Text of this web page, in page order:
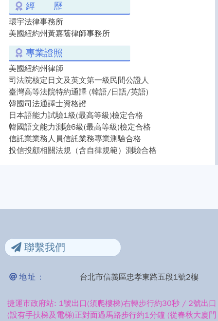
經 歷
環宇法律事務所
美國紐約州黃嘉蔭律師事務所
專業證照
美國紐約州律師
司法院核定日文及英文第一級民間公證人
臺灣高等法院特約通譯 (韓語/日語/英語)
韓國司法通譯士資格證
日本語能力試驗1級(最高等級)檢定合格
韓國語文能力測驗6級(最高等級)檢定合格
信託業業務人員信託業務專業測驗合格
投信投顧相關法規（含自律規範）測驗合格
聯繫我們
地址： 台北市信義區忠孝東路五段1號2樓
捷運市政府站: 1號出口(須爬樓梯)右轉步行約30秒 / 2號出口
(設有手扶梯及電梯)正對面過馬路步行約1分鐘 (從春秋大廈門